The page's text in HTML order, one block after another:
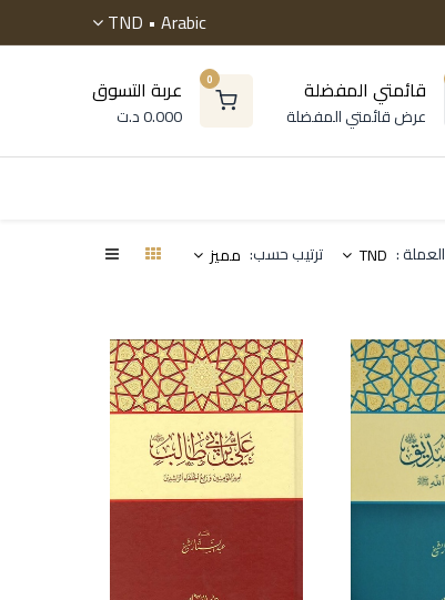
Arabic •
TND
0 عربة التسوق
0.000د.ت
قائمتي المفضلة
عرض قائمتي المفضلة
العملة : TND ترتيب حسب: مميز